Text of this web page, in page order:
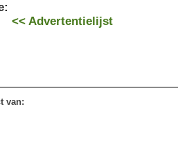
<< Advertentielijst
van: